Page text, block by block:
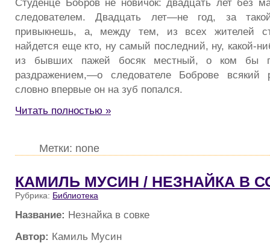
следователем. Двадцать лет—не год, за
привыкнешь, а, между тем, из всех жителей
найдется еще кто, ну самый последний, ну, какой-
из бывших пажей босяк местный, о ком бы
раздражением,—о следователе Боброве всякий
словно впервые он на зуб попался.
Читать полностью »
Метки: none
КАМИЛЬ МУСИН / НЕЗНАЙКА В
Рубрика: Библиотека
Название: Незнайка в совке
Автор: Камиль Мусин